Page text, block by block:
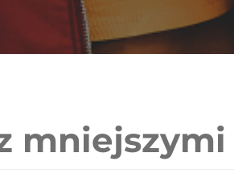
mniejszymi